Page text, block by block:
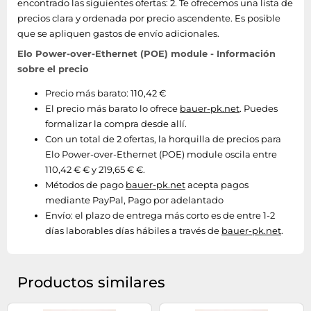
encontrado las siguientes ofertas: 2. Te ofrecemos una lista de
precios clara y ordenada por precio ascendente. Es posible
que se apliquen gastos de envío adicionales.
Elo Power-over-Ethernet (POE) module - Información
sobre el precio
Precio más barato: 110,42 €
El precio más barato lo ofrece bauer-pk.net. Puedes
formalizar la compra desde allí.
Con un total de 2 ofertas, la horquilla de precios para
Elo Power-over-Ethernet (POE) module oscila entre
110,42 € € y 219,65 € €.
Métodos de pago bauer-pk.netacepta pagos
mediante PayPal, Pago por adelantado
Envío: el plazo de entrega más corto es de entre 1-2
días laborables días hábiles a través de bauer-pk.net.
Productos similares